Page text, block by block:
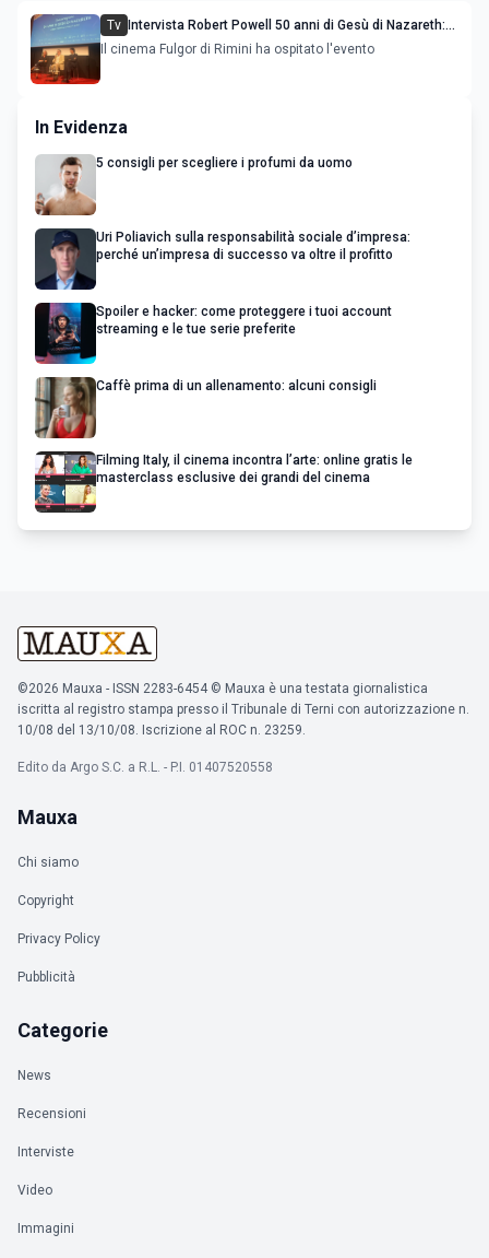
Tv
Intervista Robert Powell 50 anni di Gesù di Nazareth:
l'attore incontra il pubblico
Il cinema Fulgor di Rimini ha ospitato l'evento
In Evidenza
5 consigli per scegliere i profumi da uomo
Uri Poliavich sulla responsabilità sociale d’impresa:
perché un’impresa di successo va oltre il profitto
Spoiler e hacker: come proteggere i tuoi account
streaming e le tue serie preferite
Caffè prima di un allenamento: alcuni consigli
Filming Italy, il cinema incontra l’arte: online gratis le
masterclass esclusive dei grandi del cinema
©2026 Mauxa - ISSN 2283-6454 © Mauxa è una testata giornalistica
iscritta al registro stampa presso il Tribunale di Terni con autorizzazione n.
10/08 del 13/10/08. Iscrizione al ROC n. 23259.
Edito da Argo S.C. a R.L. - P.I. 01407520558
Mauxa
Chi siamo
Copyright
Privacy Policy
Pubblicità
Categorie
News
Recensioni
Interviste
Video
Immagini